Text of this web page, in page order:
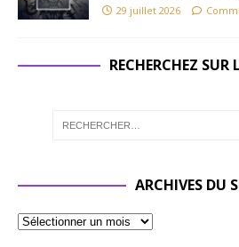
29 juillet 2026
RECHERCHEZ SUR
ARCHIVES DU